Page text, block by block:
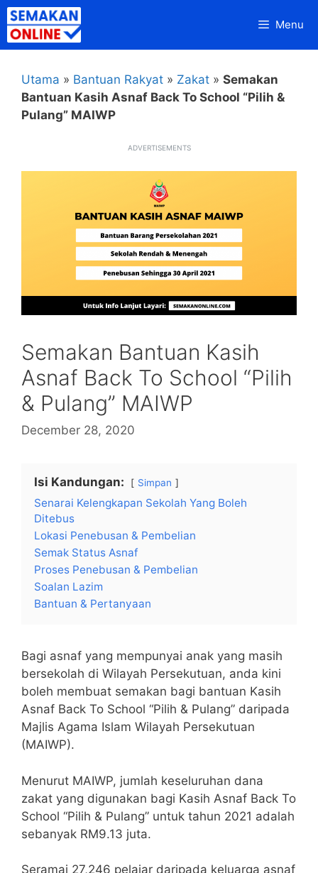
Skip
to
content
Menu
Utama » Bantuan Rakyat » Zakat » Semakan
Bantuan Kasih Asnaf Back To School “Pilih &
Pulang” MAIWP
ADVERTISEMENTS
Semakan Bantuan Kasih
Asnaf Back To School “Pilih
& Pulang” MAIWP
December 28, 2020
Isi Kandungan: Simpan
Senarai Kelengkapan Sekolah Yang Boleh
Ditebus
Lokasi Penebusan & Pembelian
Semak Status Asnaf
Proses Penebusan & Pembelian
Soalan Lazim
Bantuan & Pertanyaan
Bagi asnaf yang mempunyai anak yang masih
bersekolah di Wilayah Persekutuan, anda kini
boleh membuat semakan bagi bantuan Kasih
Asnaf Back To School “Pilih & Pulang” daripada
Majlis Agama Islam Wilayah Persekutuan
(MAIWP).
Menurut MAIWP, jumlah keseluruhan dana
zakat yang digunakan bagi Kasih Asnaf Back To
School “Pilih & Pulang” untuk tahun 2021 adalah
sebanyak RM9.13 juta.
Seramai 27,246 pelajar daripada keluarga asnaf